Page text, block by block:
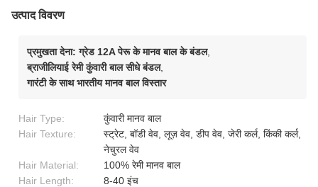
उत्पाद विवरण
प्रमुखता देना: ग्रेड 12A पेरू के मानव बाल के बंडल,
ब्राजीलियाई रेमी कुंवारी बाल सीधे बंडल,
गारंटी के साथ भारतीय मानव बाल विस्तार
Hair Type:
कुंवारी मानव बाल
Hair Texture:
स्ट्रेट, बॉडी वेव, लूज़ वेव, डीप वेव, जेरी कर्ल, किंकी कर्ल,
नेचुरल वेव
Hair Material:
100% रेमी मानव बाल
Hair Length:
8-40 इंच